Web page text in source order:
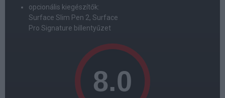
opcionális kiegészítők:
Surface Slim Pen 2, Surface
Pro Signature billentyűzet